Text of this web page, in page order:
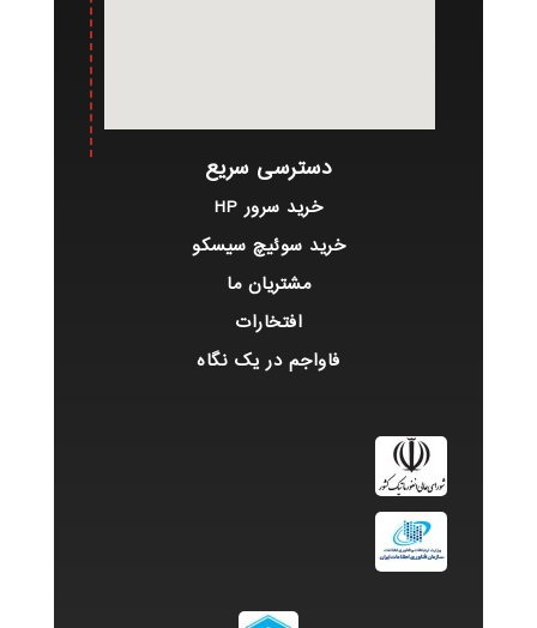
دسترسی سریع
خرید سرور HP
خرید سوئیچ سیسکو
مشتریان ما
افتخارات
فاواجم در یک نگاه